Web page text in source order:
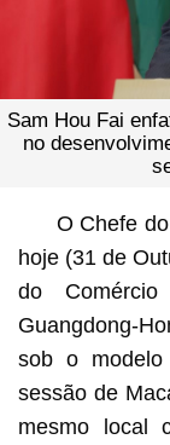
Sam Hou Fai
no
O Chefe
hoje (31 de
do
Guangdong-
sob o
sessão de
mesmo local